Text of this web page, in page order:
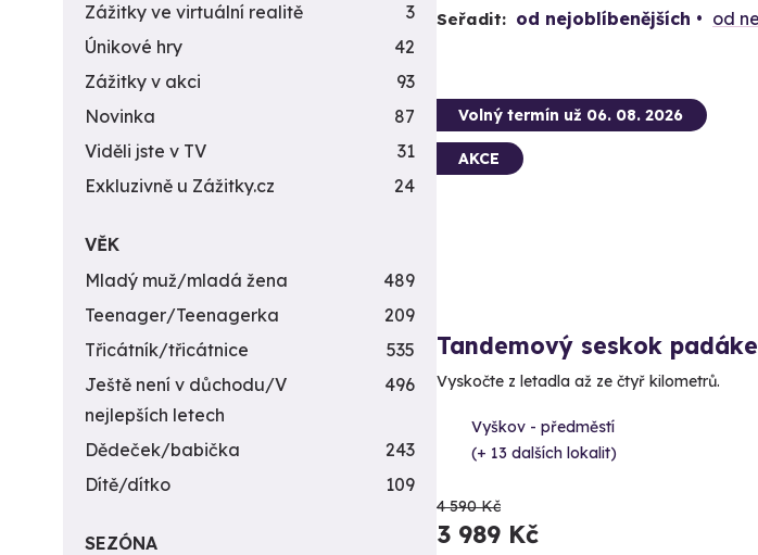
Seřadit: od nejoblíbenějších od
Volný termín už 06. 08. 2026
AKCE
Tandemový seskok
Vyskočte z letadla až ze čtyř kilometrů.
Vyškov - předměstí
(+ 13 dalších lokalit)
4 590 Kč
3 989 Kč
Zážitky ve virtuální realitě
3
Únikové hry
42
Zážitky v akci
93
Novinka
87
Viděli jste v TV
31
Exkluzivně u Zážitky.cz
24
VĚK
Mladý muž/mladá žena
489
Teenager/Teenagerka
209
Třicátník/třicátnice
535
Ještě není v důchodu/V
nejlepších letech
496
Dědeček/babička
243
Dítě/dítko
109
SEZÓNA